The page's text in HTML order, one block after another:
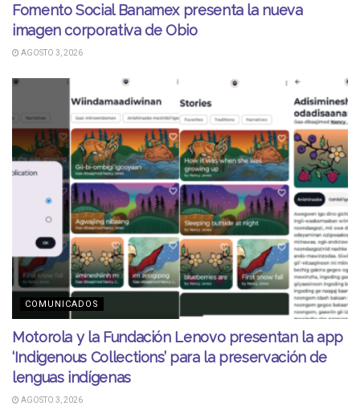
Fomento Social Banamex presenta la nueva
imagen corporativa de Obio
AGOSTO 3, 2026
COMUNICADOS
Motorola y la Fundación Lenovo presentan la app
‘Indigenous Collections’ para la preservación de
lenguas indígenas
AGOSTO 3, 2026